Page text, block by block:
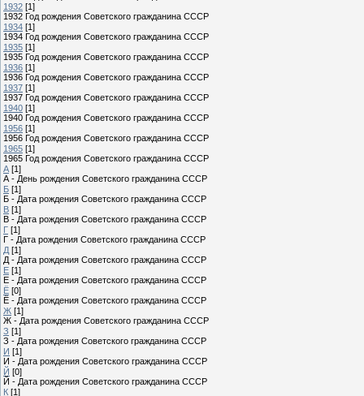
1932 [1]
1932 Год рождения Советского гражданина СССР
1934 [1]
1934 Год рождения Советского гражданина СССР
1935 [1]
1935 Год рождения Советского гражданина СССР
1936 [1]
1936 Год рождения Советского гражданина СССР
1937 [1]
1937 Год рождения Советского гражданина СССР
1940 [1]
1940 Год рождения Советского гражданина СССР
1956 [1]
1956 Год рождения Советского гражданина СССР
1965 [1]
1965 Год рождения Советского гражданина СССР
А [1]
А - День рождения Советского гражданина СССР
Б [1]
Б - Дата рождения Советского гражданина СССР
В [1]
В - Дата рождения Советского гражданина СССР
Г [1]
Г - Дата рождения Советского гражданина СССР
Д [1]
Д - Дата рождения Советского гражданина СССР
Е [1]
Е - Дата рождения Советского гражданина СССР
Ё [0]
Ё - Дата рождения Советского гражданина СССР
Ж [1]
Ж - Дата рождения Советского гражданина СССР
З [1]
З - Дата рождения Советского гражданина СССР
И [1]
И - Дата рождения Советского гражданина СССР
Й [0]
Й - Дата рождения Советского гражданина СССР
К [1]